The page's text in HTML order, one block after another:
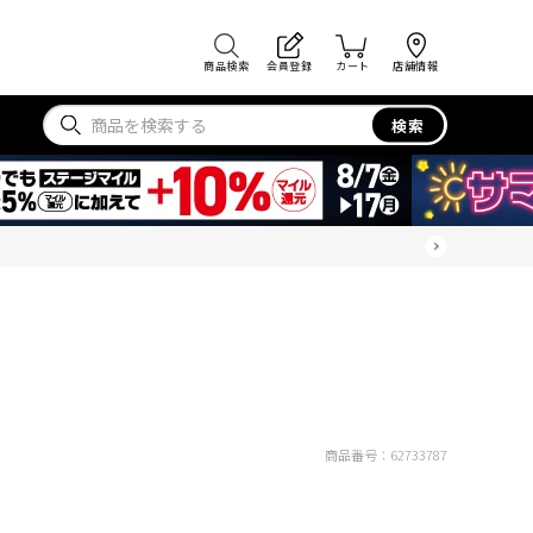
商品検索 会員登録 カート 店舗情報
検索
商品番号： 62733787